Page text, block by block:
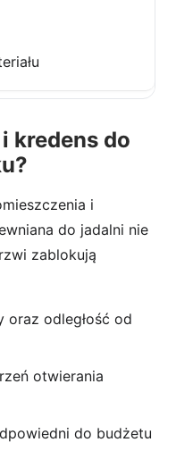
kredens do
i
do jadalni nie
zablokują
oraz odległość od
otwierania
do budżetu